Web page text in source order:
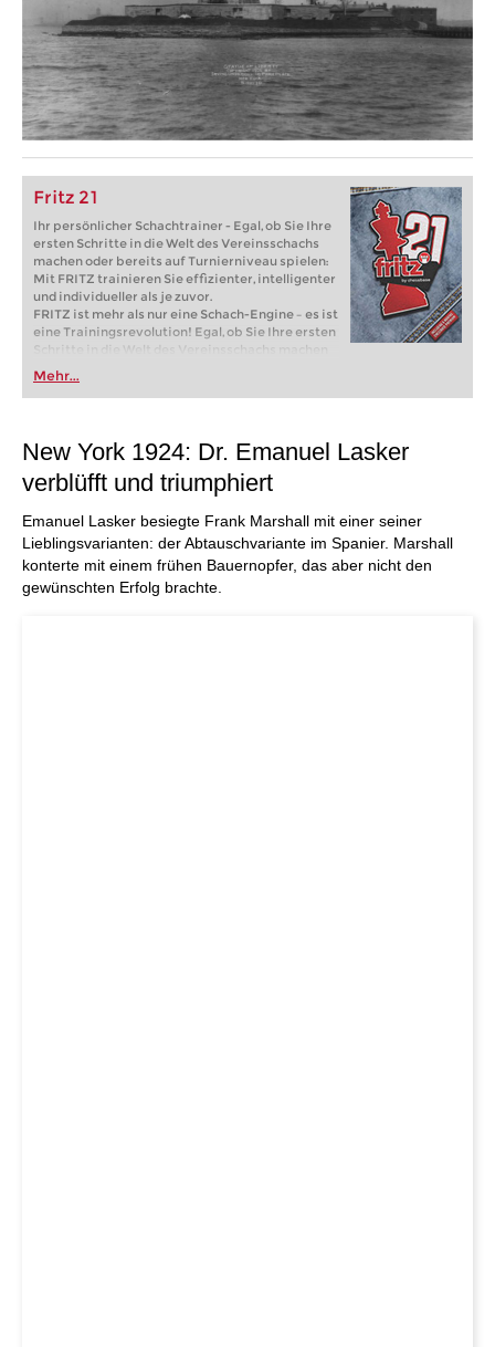
Fritz 21
Ihr persönlicher Schachtrainer - Egal, ob Sie Ihre
ersten Schritte in die Welt des Vereinsschachs
machen oder bereits auf Turnierniveau spielen:
Mit FRITZ trainieren Sie effizienter, intelligenter
und individueller als je zuvor.
FRITZ ist mehr als nur eine Schach-Engine – es ist
eine Trainingsrevolution! Egal, ob Sie Ihre ersten
Schritte in die Welt des Vereinsschachs machen
oder bereits auf Turnierniveau spielen: Mit
FRITZ trainieren Sie effizienter, intelligenter und
individueller als je zuvor.
Mehr...
New York 1924: Dr. Emanuel Lasker
verblüfft und triumphiert
Emanuel Lasker besiegte Frank Marshall mit einer seiner
Lieblingsvarianten: der Abtauschvariante im Spanier. Marshall
konterte mit einem frühen Bauernopfer, das aber nicht den
gewünschten Erfolg brachte.